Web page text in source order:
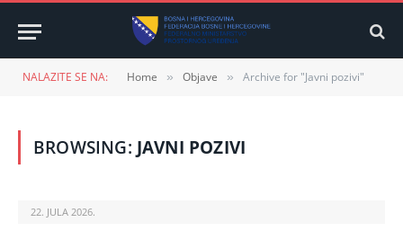
NALAZITE SE NA: Home » Objave » Archive for "Javni pozivi"
BROWSING: JAVNI POZIVI
22. JULA 2026.